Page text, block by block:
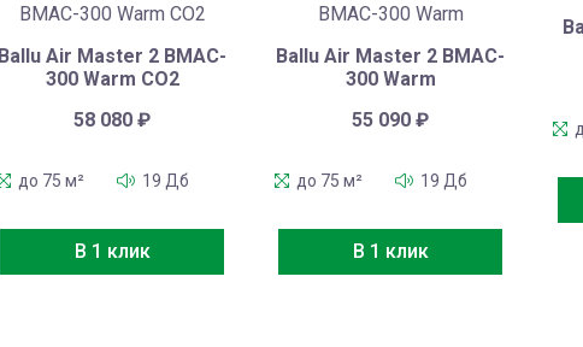
Ballu Air Master 2 BMAC-
300 Warm CO2
58 080₽
до 75 м² 19 Дб
В 1 клик
Ballu Air Master 2 BMAC-
300 Warm
55 090₽
до 75 м² 19 Дб
В 1 клик